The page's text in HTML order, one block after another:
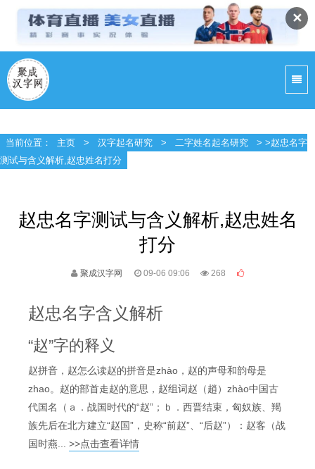
✕
当前位置： 主页 > 汉字起名研究 > 二字姓名起名研究
> >赵忠名字
测试与含义解析,赵忠姓名打分
赵忠名字测试与含义解析,赵忠姓名
打分
聚成汉字网 09-06 09:06 268
赵忠名字含义解析
“赵”字的释义
赵拼音，赵怎么读赵的拼音是zhào，赵的声母和韵母是
zhao。赵的部首走赵的意思，赵组词赵（趙）zhào中国古
代国名（ａ．战国时代的“赵”；ｂ．西晋结束，匈奴族、羯
族先后在北方建立“赵国”，史称“前赵”、“后赵”）：赵客（战
国时燕... >>点击查看详情